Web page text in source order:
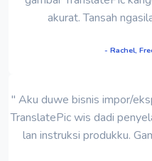
akurat. Tansah
- Rachel,
" Aku duwe bisnis impor/
TranslatePic wis dadi
lan instruksi produkku.